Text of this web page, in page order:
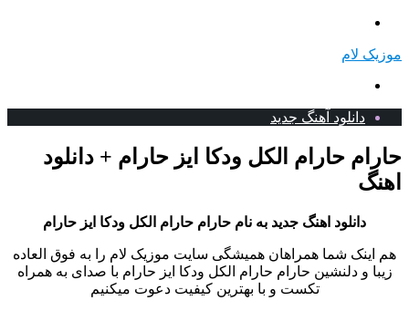
موزیک لام
دانلود آهنگ جدید
حارام حارام الکل ودکا ایز حارام + دانلود
اهنگ
دانلود اهنگ جدید به نام حارام حارام الکل ودکا ایز حارام
هم اینک شما همراهان همیشگی سایت موزیک لام را به فوق العاده
زیبا و دلنشین حارام حارام الکل ودکا ایز حارام با صدای به همراه
تکست و با بهترین کیفیت دعوت میکنیم